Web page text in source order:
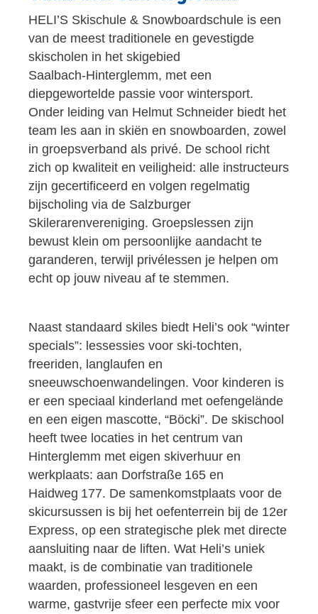
HELI’S Skischule & Snowboardschule is een
van de meest traditionele en gevestigde
skischolen in het skigebied
Saalbach‑Hinterglemm, met een
diepgewortelde passie voor wintersport.
Onder leiding van Helmut Schneider biedt het
team les aan in skiën en snowboarden, zowel
in groepsverband als privé. De school richt
zich op kwaliteit en veiligheid: alle instructeurs
zijn gecertificeerd en volgen regelmatig
bijscholing via de Salzburger
Skilerarenvereniging. Groepslessen zijn
bewust klein om persoonlijke aandacht te
garanderen, terwijl privélessen je helpen om
echt op jouw niveau af te stemmen.
Naast standaard skiles biedt Heli’s ook “winter
specials”: lessessies voor ski‑tochten,
freeriden, langlaufen en
sneeuwschoenwandelingen. Voor kinderen is
er een speciaal kinderland met oefengelände
en een eigen mascotte, “Böcki”. De skischool
heeft twee locaties in het centrum van
Hinterglemm met eigen skiverhuur en
werkplaats: aan Dorfstraße 165 en
Haidweg 177. De samenkomstplaats voor de
skicursussen is bij het oefenterrein bij de 12er
Express, op een strategische plek met directe
aansluiting naar de liften. Wat Heli’s uniek
maakt, is de combinatie van traditionele
waarden, professioneel lesgeven en een
warme, gastvrije sfeer een perfecte mix voor